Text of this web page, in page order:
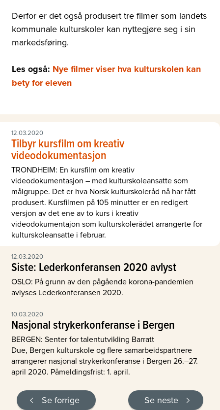
Derfor er det også produsert tre filmer som landets
kommunale kulturskoler kan nyttegjøre seg i sin
markedsføring.
Les også: Nye filmer viser hva kulturskolen kan
bety for eleven
12.03.2020
Tilbyr kursfilm om kreativ
videodokumentasjon
TRONDHEIM: En kursfilm om kreativ
videodokumentasjon – med kulturskoleansatte som
målgruppe. Det er hva Norsk kulturskoleråd nå har fått
produsert. Kursfilmen på 105 minutter er en redigert
versjon av det ene av to kurs i kreativ
videodokumentajon som kulturskolerådet arrangerte for
kulturskoleansatte i februar.
12.03.2020
Siste: Lederkonferansen 2020 avlyst
OSLO: På grunn av den pågående korona-pandemien
avlyses Lederkonferansen 2020.
10.03.2020
Nasjonal strykerkonferanse i Bergen
BERGEN: Senter for talentutvikling Barratt
Due, Bergen kulturskole og flere samarbeidspartnere
arrangerer nasjonal strykerkonferanse i Bergen 26.–27.
april 2020. Påmeldingsfrist: 1. april.
Se forrige Se neste